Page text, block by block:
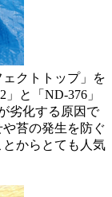
クトトップ」を
と「ND-376」
劣化する原因で
苔の発生を防ぐ
からとても人気